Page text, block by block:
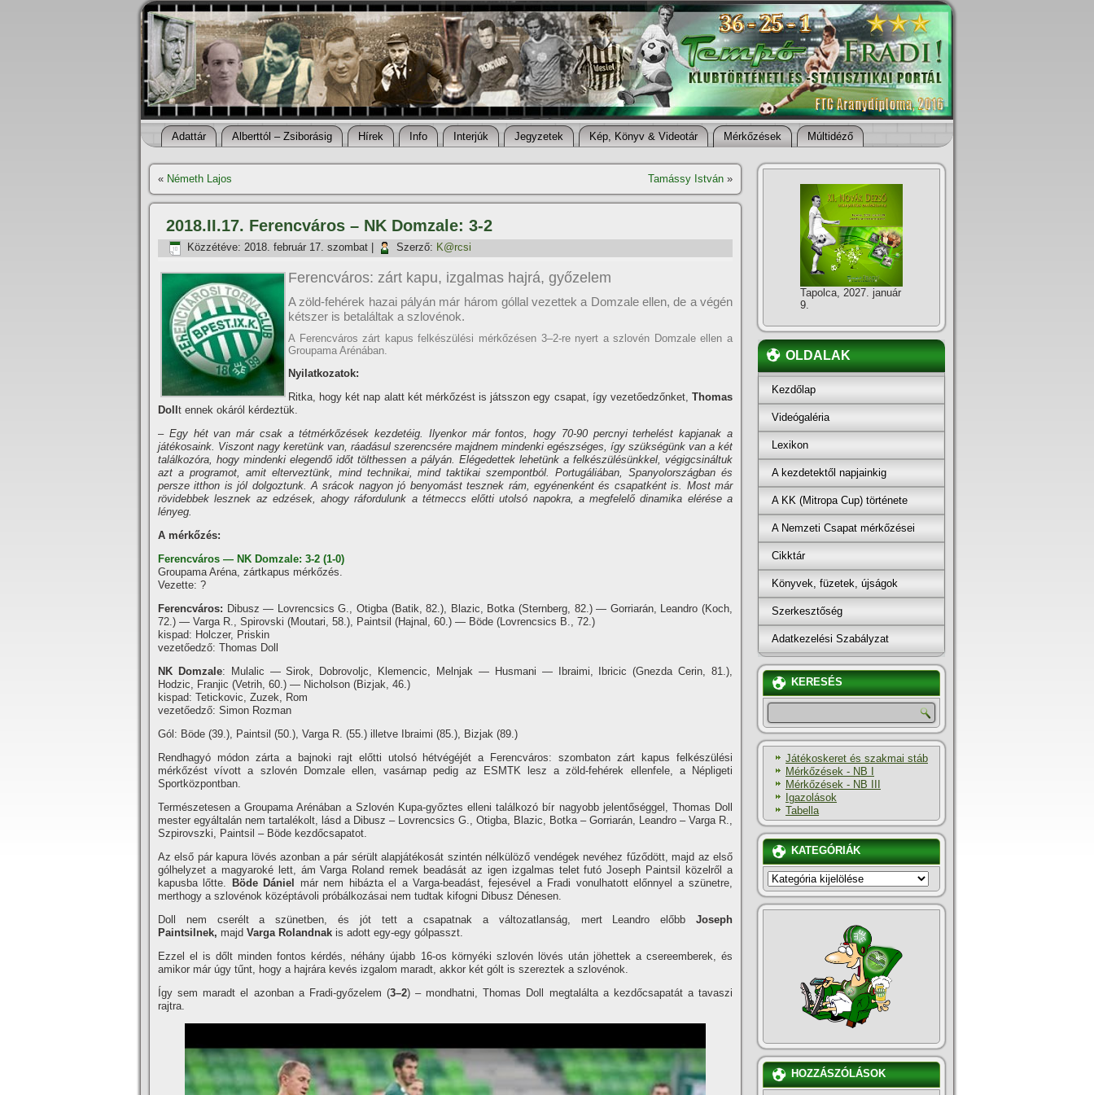
Adattár Alberttól – Zsiborásig Hí­rek Info Interjúk Jegyzetek Kép, Könyv & Videotár Mérkőzések Múltidéző
« Németh Lajos Tamássy István »
2018.II.17. Ferencváros – NK Domzale: 3-2
Közzétéve: 2018. február 17. szombat Szerző: K@rcsi
Ferencváros: zárt kapu, izgalmas hajrá, győzelem
A zöld-fehérek hazai pályán már három góllal vezettek a Domzale ellen, de a végén
kétszer is betaláltak a szlovénok.
A Ferencváros zárt kapus felkészülési mérkőzésen 3–2-re nyert a szlovén Domzale ellen a
Groupama Arénában.
Nyilatkozatok:
Ritka, hogy két nap alatt két mérkőzést is játsszon egy csapat, í­gy vezetőedzőnket, Thomas
Doll t ennek okáról kérdeztük.
– Egy hét van már csak a tétmérkőzések kezdetéig. Ilyenkor már fontos, hogy 70-90 percnyi terhelést kapjanak a
játékosaink. Viszont nagy keretünk van, ráadásul szerencsére majdnem mindenki egészséges, í­gy szükségünk van a két
találkozóra, hogy mindenki elegendő időt tölthessen a pályán. Elégedettek lehetünk a felkészülésünkkel, végigcsináltuk
azt a programot, amit elterveztünk, mind technikai, mind taktikai szempontból. Portugáliában, Spanyolországban és
persze itthon is jól dolgoztunk. A srácok nagyon jó benyomást tesznek rám, egyénenként és csapatként is. Most már
rövidebbek lesznek az edzések, ahogy ráfordulunk a tétmeccs előtti utolsó napokra, a megfelelő dinamika elérése a
lényeg.
A mérkőzés:
Ferencváros — NK Domzale: 3-2 (1-0)
Groupama Aréna, zártkapus mérkőzés.
Vezette: ?
Ferencváros: Dibusz — Lovrencsics G., Otigba (Batik, 82.), Blazic, Botka (Sternberg, 82.) — Gorriarán, Leandro (Koch,
72.) — Varga R., Spirovski (Moutari, 58.), Paintsil (Hajnal, 60.) — Böde (Lovrencsics B., 72.)
kispad: Holczer, Priskin
vezetőedző: Thomas Doll
NK Domzale: Mulalic — Sirok, Dobrovoljc, Klemencic, Melnjak — Husmani — Ibraimi, Ibricic (Gnezda Cerin, 81.),
Hodzic, Franjic (Vetrih, 60.) — Nicholson (Bizjak, 46.)
kispad: Tetickovic, Zuzek, Rom
vezetőedző: Simon Rozman
Gól: Böde (39.), Paintsil (50.), Varga R. (55.) illetve Ibraimi (85.), Bizjak (89.)
Rendhagyó módon zárta a bajnoki rajt előtti utolsó hétvégéjét a Ferencváros: szombaton zárt kapus felkészülési
mérkőzést ví­vott a szlovén Domzale ellen, vasárnap pedig az ESMTK lesz a zöld-fehérek ellenfele, a Népligeti
Sportközpontban.
Természetesen a Groupama Arénában a Szlovén Kupa-győztes elleni találkozó bí­r nagyobb jelentőséggel, Thomas Doll
mester egyáltalán nem tartalékolt, lásd a Dibusz – Lovrencsics G., Otigba, Blazic, Botka – Gorriarán, Leandro – Varga R.,
Szpirovszki, Paintsil – Böde kezdőcsapatot.
Az első pár kapura lövés azonban a pár sérült alapjátékosát szintén nélkülöző vendégek nevéhez fűződött, majd az első
gólhelyzet a magyaroké lett, ám Varga Roland remek beadását az igen izgalmas telet futó Joseph Paintsil közelről a
kapusba lőtte.
Böde Dániel már nem hibázta el a Varga-beadást, fejesével a Fradi vonulhatott előnnyel a szünetre,
merthogy a szlovénok középtávoli próbálkozásai nem tudtak kifogni Dibusz Dénesen.
Doll nem cserélt a szünetben, és jót tett a csapatnak a változatlanság, mert Leandro előbb Joseph
Paintsilnek, majd Varga Rolandnak is adott egy-egy gólpasszt.
Ezzel el is dőlt minden fontos kérdés, néhány újabb 16-os környéki szlovén lövés után jöhettek a csereemberek, és
amikor már úgy tűnt, hogy a hajrára kevés izgalom maradt, akkor két gólt is szereztek a szlovénok.
Így sem maradt el azonban a Fradi-győzelem (3–2) – mondhatni, Thomas Doll megtalálta a kezdőcsapatát a tavaszi
rajtra.
Tapolca, 2027. január
9.
OLDALAK
Kezdőlap
Videógaléria
Lexikon
A kezdetektől napjainkig
A KK (Mitropa Cup) története
A Nemzeti Csapat mérkőzései
Cikktár
Könyvek, füzetek, újságok
Szerkesztőség
Adatkezelési Szabályzat
KERESÉS
Játékoskeret és szakmai stáb
Mérkőzések - NB I
Mérkőzések - NB III
Igazolások
Tabella
KATEGÓRIÁK
KATEGÓRIÁK
HOZZÁSZÓLÁSOK